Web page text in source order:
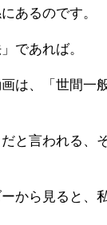
あるのです。
であれば。
は、「世間一
と言われる、
から見ると、